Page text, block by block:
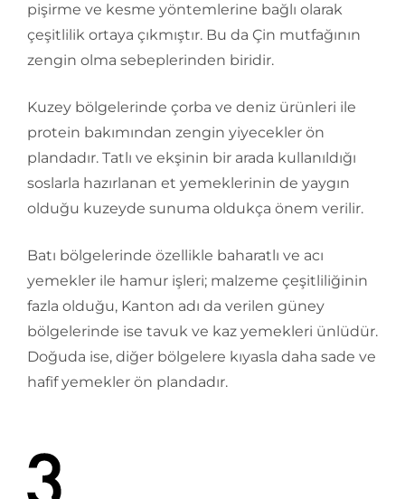
pişirme ve kesme yöntemlerine bağlı olarak
çeşitlilik ortaya çıkmıştır. Bu da Çin mutfağının
zengin olma sebeplerinden biridir.
Kuzey bölgelerinde çorba ve deniz ürünleri ile
protein bakımından zengin yiyecekler ön
plandadır. Tatlı ve ekşinin bir arada kullanıldığı
soslarla hazırlanan et yemeklerinin de yaygın
olduğu kuzeyde sunuma oldukça önem verilir.
Batı bölgelerinde özellikle baharatlı ve acı
yemekler ile hamur işleri; malzeme çeşitliliğinin
fazla olduğu, Kanton adı da verilen güney
bölgelerinde ise tavuk ve kaz yemekleri ünlüdür.
Doğuda ise, diğer bölgelere kıyasla daha sade ve
hafif yemekler ön plandadır.